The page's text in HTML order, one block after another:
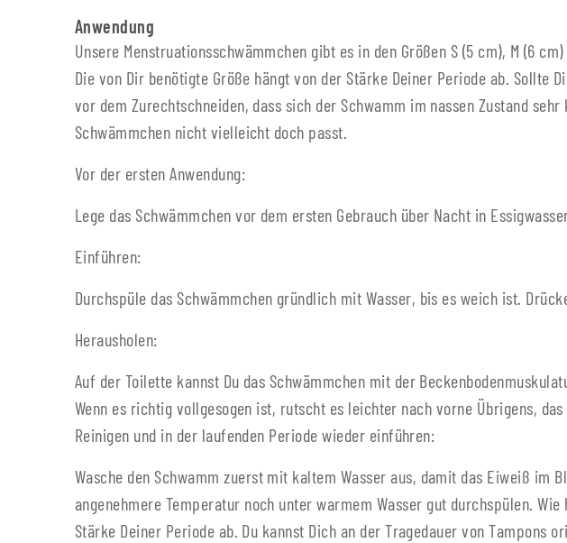
Anwendung
Unsere Menstruationsschwämmchen gibt es in den Größen S (5 cm), M (6 cm)
Die von Dir benötigte Größe hängt von der Stärke Deiner Periode ab. Sollte
vor dem Zurechtschneiden, dass sich der Schwamm im nassen Zustand
Schwämmchen nicht vielleicht doch passt.
Vor der ersten Anwendung:
Lege das Schwämmchen vor dem ersten Gebrauch über Nacht in
Einführen:
Durchspüle das Schwämmchen gründlich mit Wasser, bis es weich ist.
Herausholen:
Auf der Toilette kannst Du das Schwämmchen mit der
Wenn es richtig vollgesogen ist, rutscht es leichter nach vorne Übrigens,
Reinigen und in der laufenden Periode wieder einführen:
Wasche den Schwamm zuerst mit kaltem Wasser aus, damit das Eiweiß im
angenehmere Temperatur noch unter warmem Wasser gut durchspülen.
Stärke Deiner Periode ab. Du kannst Dich an der Tragedauer von